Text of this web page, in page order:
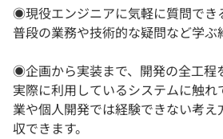
◉現役エンジニアに気軽に質問でき
普段の業務や技術的な疑問など学ぶ
◉企画から実装まで、開発の全工程
実際に利用しているシステムに触
業や個人開発では経験できない考
収できます。